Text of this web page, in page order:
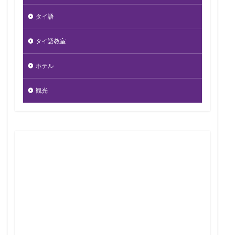
タイ語
タイ語教室
ホテル
観光